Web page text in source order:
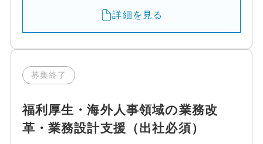
詳細を見る
募集終了
福利厚生・海外人事領域の業務改
革・業務設計支援（出社必須）